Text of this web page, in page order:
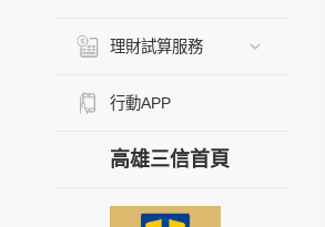
理財試算服務
行動APP
高雄三信首頁